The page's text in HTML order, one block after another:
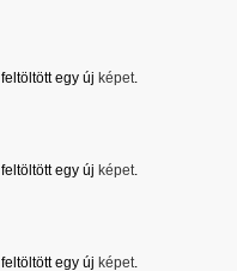
feltöltött egy új képet.
feltöltött egy új képet.
feltöltött egy új képet.